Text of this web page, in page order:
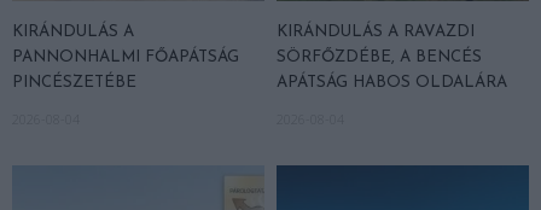
KIRÁNDULÁS A
PANNONHALMI FŐAPÁTSÁG
PINCÉSZETÉBE
KIRÁNDULÁS A RAVAZDI
SÖRFŐZDÉBE, A BENCÉS
APÁTSÁG HABOS OLDALÁRA